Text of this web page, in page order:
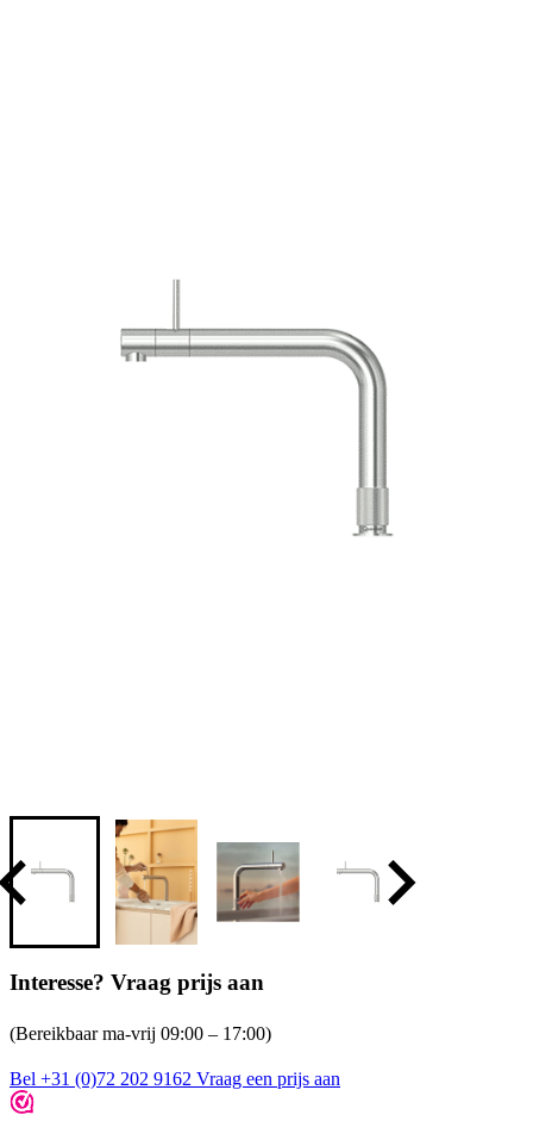
Interesse? Vraag prijs aan
(Bereikbaar ma-vrij 09:00 – 17:00)
Bel +31 (0)72 202 9162 Vraag een prijs aan